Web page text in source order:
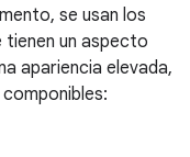
se usan los
tienen un aspecto
apariencia elevada,